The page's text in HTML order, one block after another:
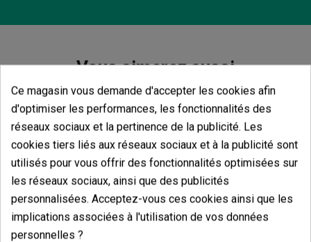
Vous aimerez aussi
Pipe À Huile
(6)
2,00 €
Ce magasin vous demande d'accepter les cookies afin
d'optimiser les performances, les fonctionnalités des
réseaux sociaux et la pertinence de la publicité. Les
cookies tiers liés aux réseaux sociaux et à la publicité sont
utilisés pour vous offrir des fonctionnalités optimisées sur
les réseaux sociaux, ainsi que des publicités
personnalisées. Acceptez-vous ces cookies ainsi que les
implications associées à l'utilisation de vos données
personnelles ?